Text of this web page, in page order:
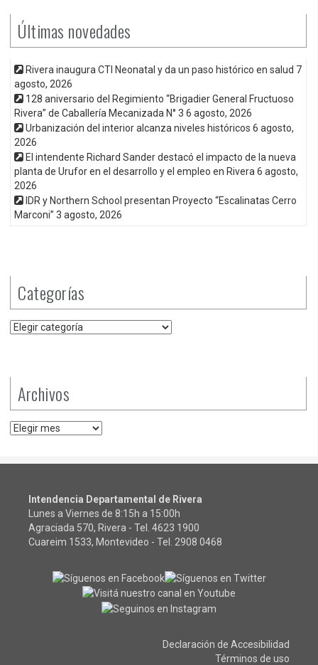
Últimas novedades
Rivera inaugura CTI Neonatal y da un paso histórico en salud 7
agosto, 2026
128 aniversario del Regimiento “Brigadier General Fructuoso
Rivera” de Caballería Mecanizada N° 3 6 agosto, 2026
Urbanización del interior alcanza niveles históricos 6 agosto,
2026
El intendente Richard Sander destacó el impacto de la nueva
planta de Urufor en el desarrollo y el empleo en Rivera 6 agosto,
2026
IDR y Northern School presentan Proyecto “Escalinatas Cerro
Marconi” 3 agosto, 2026
Categorías
Categorías
Archivos
Archivos
Intendencia Departamental de Rivera
Lunes a Viernes de 8:15h a 15:00h
Agraciada 570, Rivera - Tel. 4623 1900
Cuareim 1533, Montevideo - Tel. 2908 0468
Declaración de Accesibilidad
Términos de uso